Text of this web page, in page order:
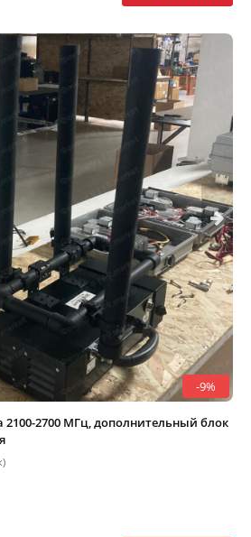
-9%
2100-2700 МГц, дополнительный блок